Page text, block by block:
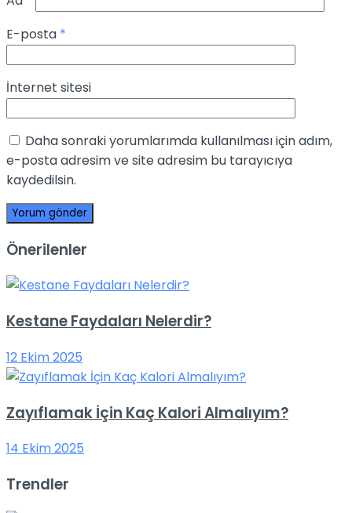
E-posta *
İnternet sitesi
Daha sonraki yorumlarımda kullanılması için adım,
e-posta adresim ve site adresim bu tarayıcıya
kaydedilsin.
Önerilenler
Kestane Faydaları Nelerdir?
12 Ekim 2025
Zayıflamak İçin Kaç Kalori Almalıyım?
14 Ekim 2025
Trendler